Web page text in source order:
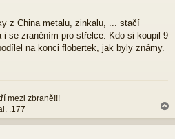
z China metalu, zinkalu, ... stačí
i se zraněním pro střelce. Kdo si koupil 9
na konci flobertek, jak byly známy.
mezi zbraně!!!
.177
a
h